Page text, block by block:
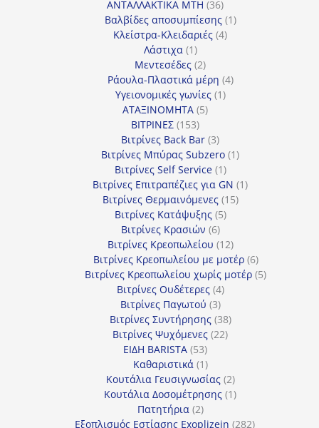
προϊόντα
ΑΝΤΑΛΛΑΚΤΙΚΑ MTH 3636
προϊόντα
Βαλβίδες αποσυμπίεσης 11
Κλείστρα-Κλειδαριές 44
Λάστιχα 11
προϊόν
Μεντεσέδες 22
προϊόντα
Ράουλα-Πλαστικά μέρη 44
Υγειονομικές γωνίες 11
ΑΤΑΞΙΝΟΜΗΤΑ 55
ΒΙΤΡΙΝΕΣ 153153
προϊόντα
Βιτρίνες Back Bar 33
προϊόντα
Βιτρίνες Mπύρας Subzero 11
Βιτρίνες Self Service 11
προϊόν
Βιτρίνες Επιτραπέζιες για GN 11
Βιτρίνες Θερμαινόμενες 1515
Βιτρίνες Κατάψυξης 55
Βιτρίνες Κρασιών 66
προϊόντα
Βιτρίνες Κρεοπωλείου 1212
προϊόντα
Βιτρίνες Κρεοπωλείου με μοτέρ 66
προϊόντα
Βιτρίνες Κρεοπωλείου χωρίς μοτέρ 55
Βιτρίνες Ουδέτερες 44
προϊόντα
Βιτρίνες Παγωτού 33
προϊόντα
Βιτρίνες Συντήρησης 3838
προϊόντα
Βιτρίνες Ψυχόμενες 2222
ΕΙΔΗ BARISTA 5353
προϊόντα
Καθαριστικά 11
προϊόν
Κουτάλια Γευσιγνωσίας 22
προϊόντα
Κουτάλια Δοσομέτρησης 11
Πατητήρια 22
προϊόντα
Εξοπλισμός Εστίασης Exoplizein 282282